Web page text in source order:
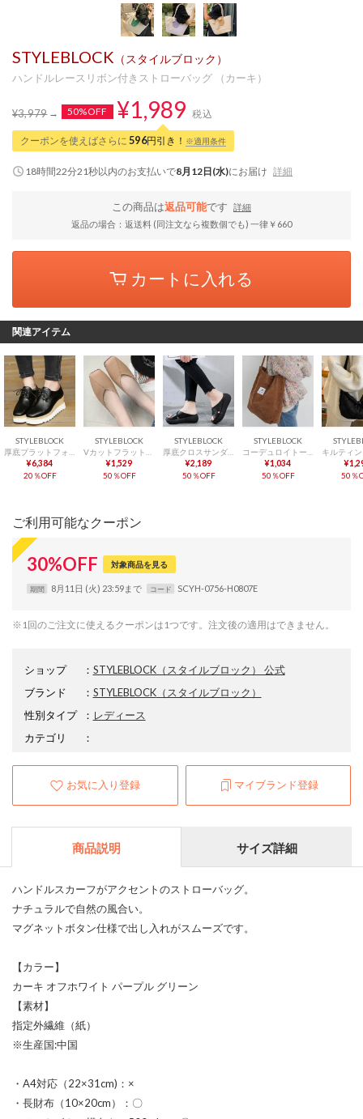
STYLEBLOCK （スタイルブロック）
ハンドルレースリボン付きストローバッグ （カーキ）
¥3,979 50%OFF ¥1,989 税込
クーポンを使えばさらに 596円引き！ ※適用条件
18時間22分21秒以内のお支払いで8月12日(水)にお届け 詳細
この商品は返品可能です
詳細
返品の場合：返送料 (同注文なら複数個でも) 一律￥660
カートに入れる
関連アイテム
STYLEBLOCK
¥6,384
20％OFF
STYLEBLOCK
¥1,529
50％OFF
STYLEBLOCK
¥2,189
50％OFF
STYLEBLOCK
¥1,034
50％OFF
50％
ご利用可能なクーポン
30%OFF 対象商品を見る
期間 8月11日 (火) 23:59まで コード SCYH-0756-H0807E
※1回のご注文に使えるクーポンは1つです。注文後の適用はできません。
ショップ ： STYLEBLOCK（スタイルブロック） 公式
ブランド
： STYLEBLOCK（スタイルブロック）
性別タイプ
： レディース
カテゴリ
：
お気に入り登録 マイブランド登録
商品説明 サイズ詳細
ハンドルスカーフがアクセントのストローバッグ。
ナチュラルで自然の風合い。
マグネットボタン仕様で出し入れがスムーズです。
【カラー】
カーキ オフホワイト パープル グリーン
【素材】
指定外繊維（紙）
※生産国:中国
・A4対応（22×31cm)：×
・長財布（10×20cm）：〇